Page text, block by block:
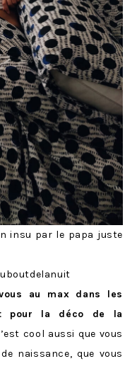
insu par le papa juste
au max dans les
pour la déco de la
cool aussi que vous
naissance, que vous